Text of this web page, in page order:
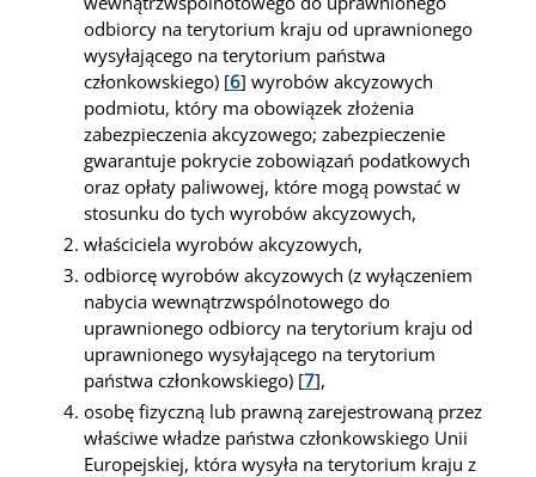
odbiorcy na terytorium kraju od uprawnionego
wysyłającego na terytorium państwa
członkowskiego) [6] wyrobów akcyzowych
podmiotu, który ma obowiązek złożenia
zabezpieczenia akcyzowego; zabezpieczenie
gwarantuje pokrycie zobowiązań podatkowych
oraz opłaty paliwowej, które mogą powstać w
stosunku do tych wyrobów akcyzowych,
właściciela wyrobów akcyzowych,
odbiorcę wyrobów akcyzowych (z wyłączeniem
nabycia wewnątrzwspólnotowego do
uprawnionego odbiorcy na terytorium kraju od
uprawnionego wysyłającego na terytorium
państwa członkowskiego) [7],
osobę fizyczną lub prawną zarejestrowaną przez
właściwe władze państwa członkowskiego Unii
Europejskiej, która wysyła na terytorium kraju z